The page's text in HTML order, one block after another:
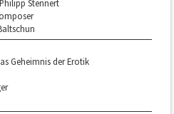
Stennert
Geheimnis der Erotik